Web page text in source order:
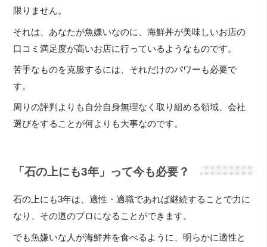
限りません。
それは、あなたが魚嫌いなのに、海鮮丼が美味しいお店の
口コミ満足度が高いお店に行っているようなものです。
苦手なものを克服するには、それだけのパワーも必要で
す。
周りの評判よりも自分自身無理なく取り組める領域、会社
選びをすることが何よりも大事なのです。
「石の上にも3年」って今も必要？
石の上にも3年は、適性・適職であれば継続することで力に
なり、その道のプロになることができます。
でも魚嫌いな人が海鮮丼を食べるように、明らかに適性と